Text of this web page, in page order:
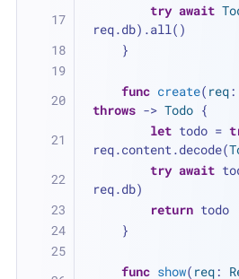
try await
req.db).all()
    }
func create( req:
throws -> Todo {
let todo =
req.content.decode(
try await
req.db)
return todo
    }
func show( req: